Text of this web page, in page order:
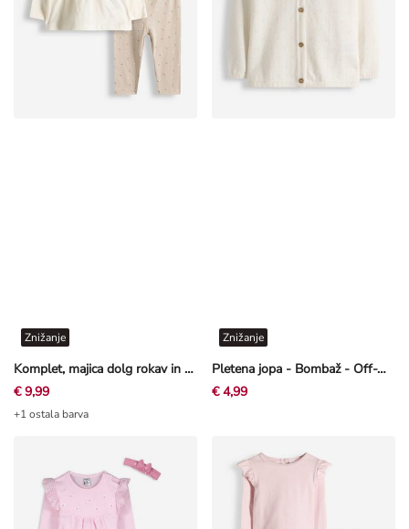
Komplet, majica dolg rokav in pajkice - Vezenine - belo
Znižanje
€ 9,99
+1 ostala barva
Pletena jopa - Bombaž - Off-White bela
Znižanje
€ 4,99